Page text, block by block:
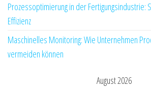
Prozessoptimierung in der Fertigungsindustrie:
Effizienz
Maschinelles Monitoring: Wie Unternehmen
vermeiden können
August 2026